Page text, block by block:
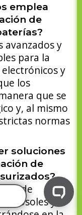
emplea
de
avanzados y
para la
y
los
que se
y, al mismo
normas
soluciones
de
de
y